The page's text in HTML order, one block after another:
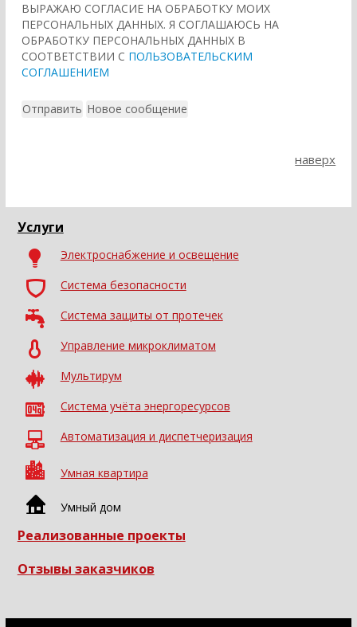
ВЫРАЖАЮ СОГЛАСИЕ НА ОБРАБОТКУ МОИХ
ПЕРСОНАЛЬНЫХ ДАННЫХ. Я СОГЛАШАЮСЬ НА
ОБРАБОТКУ ПЕРСОНАЛЬНЫХ ДАННЫХ В
СООТВЕТСТВИИ С ПОЛЬЗОВАТЕЛЬСКИМ
СОГЛАШЕНИЕМ
наверх
Услуги
Электроснабжение и освещение
Система безопасности
Система защиты от протечек
Управление микроклиматом
Мультирум
Система учёта энергоресурсов
Автоматизация и диспетчеризация
Умная квартира
Умный дом
Реализованные проекты
Отзывы заказчиков